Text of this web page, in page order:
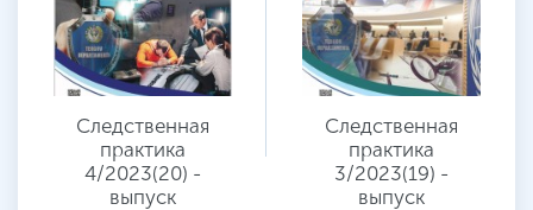
Следственная
практика
2/2023(18) -
выпуск
Следственная
практика
1/2023(17) -
выпуск